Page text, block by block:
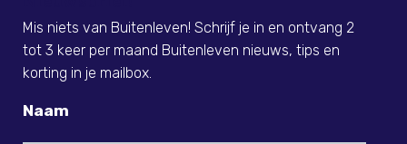
Mis niets van Buitenleven! Schrijf je in en ontvang 2
tot 3 keer per maand Buitenleven nieuws, tips en
korting in je mailbox.
Naam